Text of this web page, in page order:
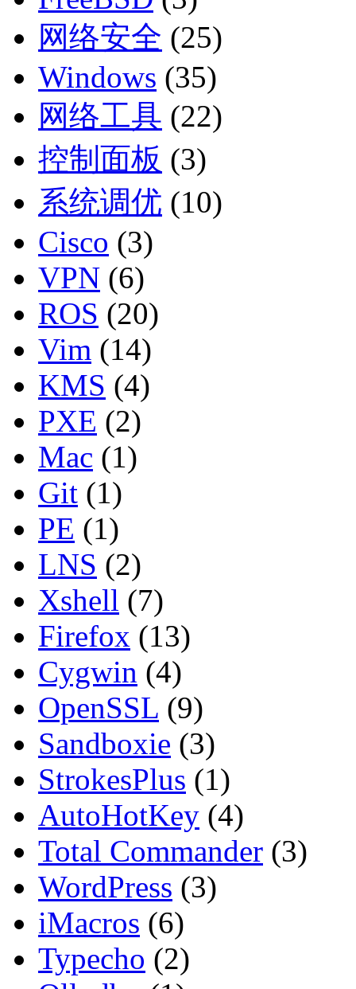
网络安全 (25)
Windows (35)
网络工具 (22)
控制面板 (3)
系统调优 (10)
Cisco (3)
VPN (6)
ROS (20)
Vim (14)
KMS (4)
PXE (2)
Mac (1)
Git (1)
PE (1)
LNS (2)
Xshell (7)
Firefox (13)
Cygwin (4)
OpenSSL (9)
Sandboxie (3)
StrokesPlus (1)
AutoHotKey (4)
Total Commander (3)
WordPress (3)
iMacros (6)
Typecho (2)